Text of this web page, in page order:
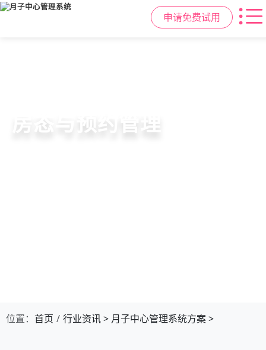
申请免费试用
一站式解决月子中心入住、护理、
母婴健康与护理管理
房态与预约管理
会员营销与智能锁客
位置： 首页 行业资讯> 月子中心管理系统方案>